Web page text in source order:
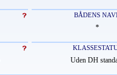
BÅDENS
*
Uden DH